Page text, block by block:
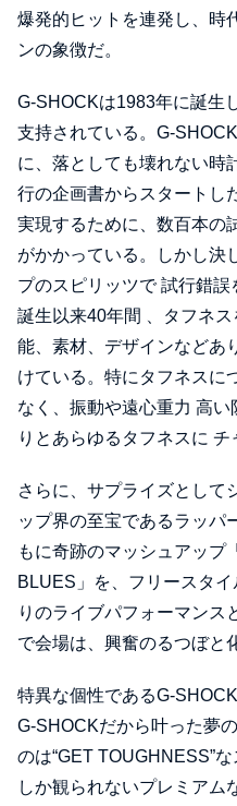
爆発的ヒットを連発し、時
ンの象徴だ。
G-SHOCKは1983年に誕生
支持されている。G-
に、落としても壊れない時
行の企画書からスタートし
実現するために、数百本の
がかかっている。しかし決
プのスピリッツで 試行錯誤
誕生以来40年間 、タフネ
能、素材、デザインなどあ
けている。特にタフネスに
なく、振動や遠心重力 高
りとあらゆるタフネスに チ
さらに、サプライズとして
ップ界の⾄宝であるラッパ
もに奇跡のマッシュアップ
BLUES」を、フリースタ
りのライブパフォーマンス
で会場は、興奮のるつぼと
特異な個性であるG-
G-SHOCKだから叶った夢
のは“GET TOUGHNESS”
しか観られないプレミアム